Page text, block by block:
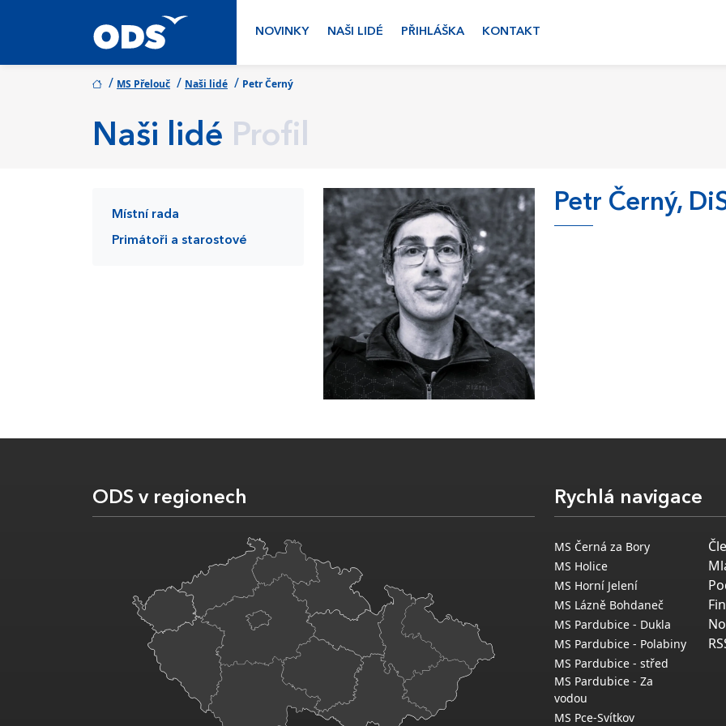
NOVINKY NAŠI LIDÉ PŘIHLÁŠKA KONTAKT
/ MS Přelouč / Naši lidé / Petr Černý
Naši lidé Profil
Místní rada
Primátoři a starostové
Petr Černý,
ODS v regionech Rychlá navigace
MS Černá za Bory
MS Holice
MS Horní Jelení
MS Lázně Bohdaneč
MS Pardubice - Dukla
MS Pardubice - Polabiny
MS Pardubice - střed
MS Pardubice - Za
vodou
MS Pce-Svítkov